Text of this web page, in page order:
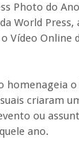
Photo do
World Press,
Vídeo Online
homenageia
criaram
ou
ano.